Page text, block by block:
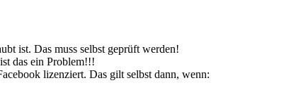
ist. Das muss selbst geprüft werden!
das ein Problem!!!
lizenziert. Das gilt selbst dann, wenn: